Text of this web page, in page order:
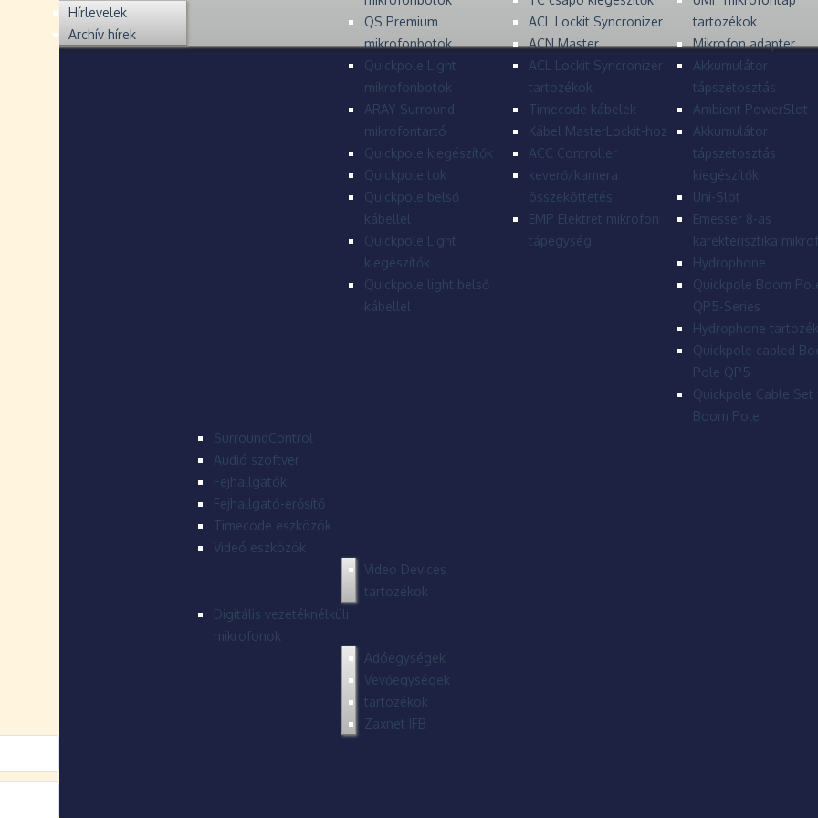
QS Premium
mikrofonbotok
Quickpole Light
mikrofonbotok
ARAY Surround
mikrofontartó
Quickpole kiegészítők
Quickpole tok
Quickpole belső
kábellel
Quickpole Light
kiegészítők
Quickpole light belső
kábellel
ACL Lockit Syncronizer
ACN Master
ACL Lockit Syncronizer
tartozékok
Timecode kábelek
Kábel MasterLockit-hoz
ACC Controller
keverő/kamera
összeköttetés
EMP Elektret mikrofon
tápegység
tartozékok
Mikrofon adapter
Akkumulátor
tápszétosztás
Ambient PowerSlot
Akkumulátor
tápszétosztás
kiegészítők
Uni-Slot
Emesser 8-as
karekterisztika
Hydrophone
Quickpole Boom
QP5-Series
Hydrophone
Quickpole cabled
Pole QP5
Quickpole Cable Set
Boom Pole
SurroundControl
Audió szoftver
Fejhallgatók
Fejhallgató-erősítő
Timecode eszközök
Videó eszközök
Video Devices
tartozékok
Digitális vezetéknélküli
mikrofonok
Adóegységek
Vevőegységek
tartozékok
Zaxnet IFB
Hírlevelek
Archív hírek